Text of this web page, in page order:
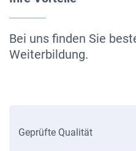
Bei uns finden Sie
Weiterbildung.
Geprüfte Qualität